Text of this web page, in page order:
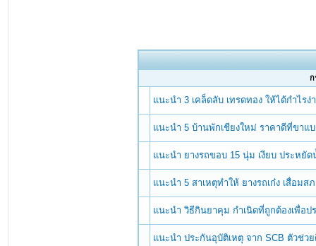
ก
แนะนำ 3 เคล็ดลับ เทรดทอง ให้ได้กำไร
แนะนำ 5 บ้านพักเชียงใหม่ ราคาดีที่ขาแบ
แนะนำ ยางรถขอบ 15 นุ่ม เงียบ ประหยั
แนะนำ 5 สาเหตุทำให้ ยางรถเก๋ง เสื่อมส
แนะนำ วิธีกินยาคุม กำเนิดที่ถูกต้องเพื่อป
แนะนำ ประกันอุบัติเหตุ จาก SCB ตัวช่ว